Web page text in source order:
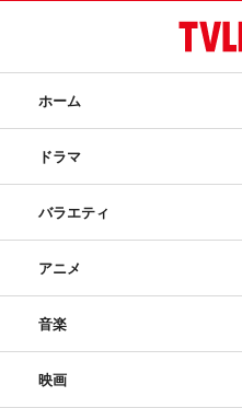
ホーム
ドラマ
バラエティ
アニメ
音楽
映画